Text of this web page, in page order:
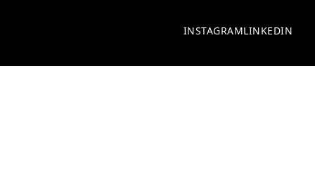
INSTAGRAMLINKEDIN